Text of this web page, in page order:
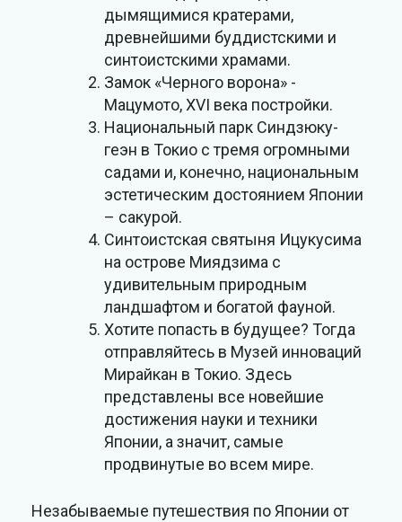
дымящимися кратерами,
древнейшими буддистскими и
синтоистскими храмами.
Замок «Черного ворона» -
Мацумото, XVI века постройки.
Национальный парк Синдзюку-
геэн в Токио с тремя огромными
садами и, конечно, национальным
эстетическим достоянием Японии
– сакурой.
Синтоистская святыня Ицукусима
на острове Миядзима с
удивительным природным
ландшафтом и богатой фауной.
Хотите попасть в будущее? Тогда
отправляйтесь в Музей инноваций
Мирайкан в Токио. Здесь
представлены все новейшие
достижения науки и техники
Японии, а значит, самые
продвинутые во всем мире.
Незабываемые путешествия по Японии от